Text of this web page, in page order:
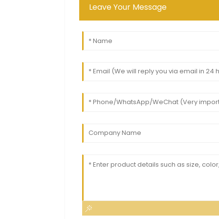
Leave Your Message